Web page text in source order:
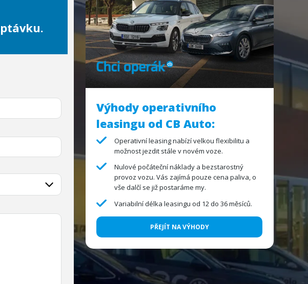
Výhody operativního
leasingu od CB Auto:
Operativní leasing nabízí velkou flexibilitu a
možnost jezdit stále v novém voze.
Nulové počáteční náklady a bezstarostný
provoz vozu. Vás zajímá pouze cena paliva, o
vše dalčí se již postaráme my.
Variabilní délka leasingu od 12 do 36 měsíců.
PŘEJÍT NA VÝHODY